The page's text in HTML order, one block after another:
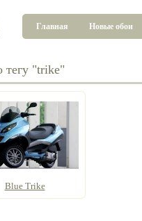
Главная Новые обои
тегу "trike"
Blue Trike